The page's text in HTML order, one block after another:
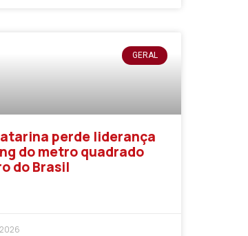
GERAL
perde liderança
do metro quadrado
do Brasil